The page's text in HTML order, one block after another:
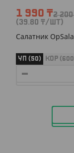
1 990 ₸2
(39.80 ₸/ШТ)
Салатник
УП (50) КОР